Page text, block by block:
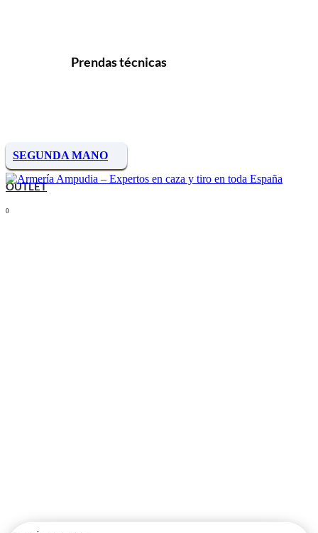
Prendas técnicas
SEGUNDA MANO
OUTLET
0